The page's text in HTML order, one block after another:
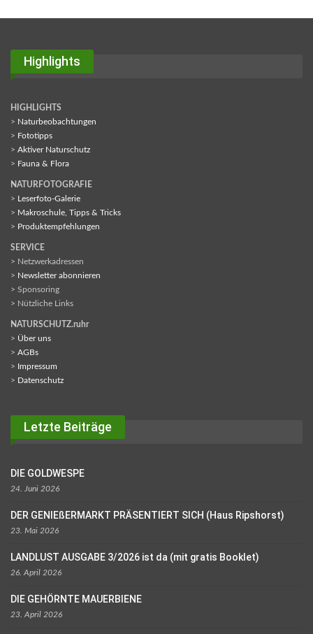
Highlights
HIGHLIGHTS
> Naturbeobachtungen
> Fototipps
> Aktiver Naturschutz
> Fauna & Flora
NATURFOTOGRAFIE
> Leserfoto-Galerie
> Makroschule, Tipps & Tricks
> Produktempfehlungen
SERVICE
> Netzwerkadressen
> Newsletter abonnieren
> Sponsoring
> Nützliche Links
NATURSCHUTZ.ruhr
> Über uns
> AGBs
> Impressum
> Datenschutz
Letzte Beiträge
DIE GOLDWESPE
24. Juni 2026
DER GENIEßERMARKT PRÄSENTIERT SICH (Haus Ripshorst)
23. Mai 2026
LANDLUST AUSGABE 3/2026 ist da (mit gratis Booklet)
26. April 2026
DIE GEHÖRNTE MAUERBIENE
23. April 2026